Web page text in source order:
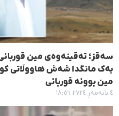
سەقز؛ تەقینەوەی مین
یەک مانگدا شەش هاووڵاتی
مین بوونە قوربانی
٤ بانەمەڕ ٢٧٢٤، ١٨:٥٦